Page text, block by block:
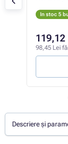
In stoc 5
119,12
98,45 Lei
Descriere și